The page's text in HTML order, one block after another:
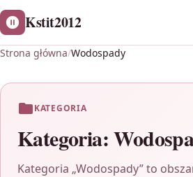
Kstit2012
Strona główna/Wodospady
KATEGORIA
Kategoria:
Kategoria „Wodospady” to